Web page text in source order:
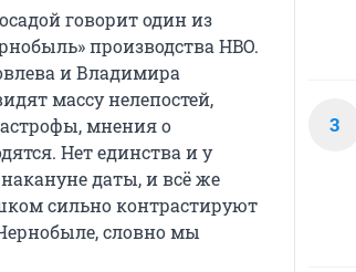
говорит один из
производства HBO.
и Владимира
массу нелепостей,
мнения о
Нет единства и у
даты, и всё же
сильно контрастируют
словно мы
3